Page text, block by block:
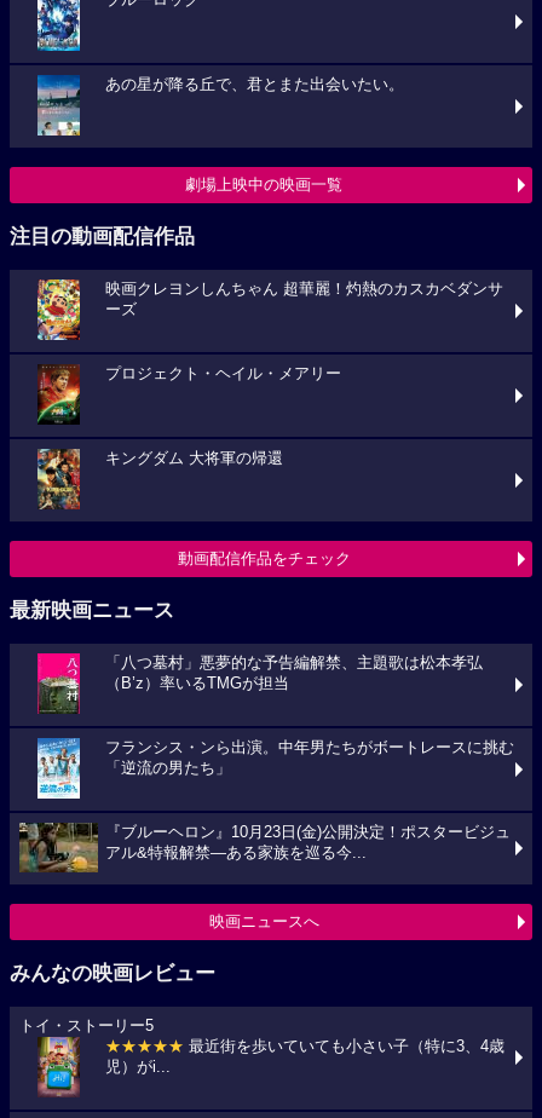
あの星が降る丘で、君とまた出会いたい。
劇場上映中の映画一覧
注目の動画配信作品
映画クレヨンしんちゃん 超華麗！灼熱のカスカベダンサ
ーズ
プロジェクト・ヘイル・メアリー
キングダム 大将軍の帰還
動画配信作品をチェック
最新映画ニュース
「八つ墓村」悪夢的な予告編解禁、主題歌は松本孝弘
（B’z）率いるTMGが担当
フランシス・ンら出演。中年男たちがボートレースに挑む
「逆流の男たち」
『ブルーヘロン』10月23日(金)公開決定！ポスタービジュ
アル&特報解禁―ある家族を巡る今...
映画ニュースへ
みんなの映画レビュー
トイ・ストーリー5
★★★★★ 最近街を歩いていても小さい子（特に3、4歳
児）がi...